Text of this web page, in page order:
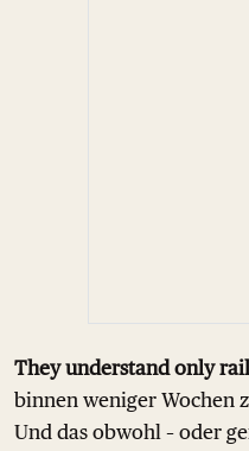
They understand only
binnen weniger Wochen
Und das obwohl – oder